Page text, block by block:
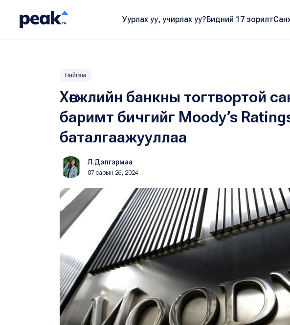
Уурлах уу, учирлах уу?Бидний 17 зорилт
Нийгэм
Хөгжлийн банкны тогтвортой
баримт бичгийг Moody’s
баталгаажууллаа
Л.Дэлгэрмаа
07 сарын 26, 2024